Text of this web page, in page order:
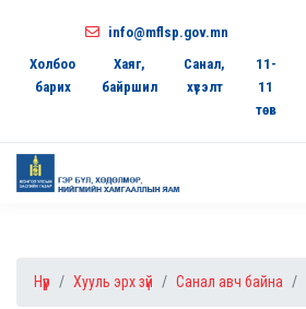
info@mflsp.gov.mn
Холбоо
барих
Хаяг,
байршил
Санал,
хүсэлт
11-
11
төв
Нүүр Хууль эрх зүй Санал авч байна